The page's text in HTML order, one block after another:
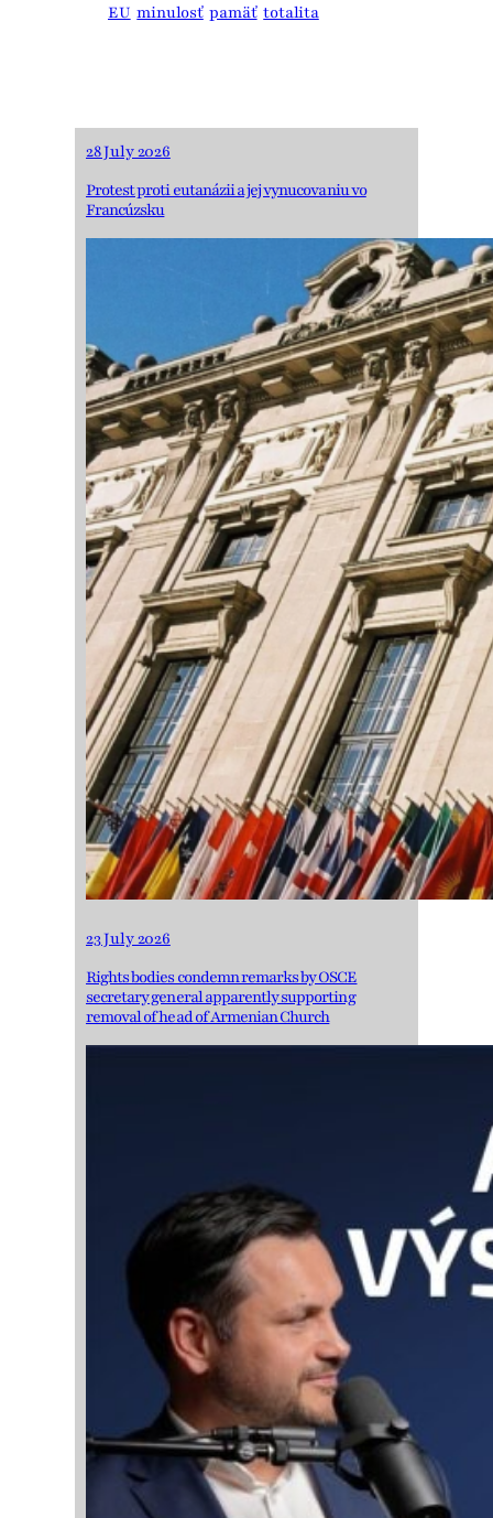
EU minulosť pamäť totalita
28 July 2026
Protest proti eutanázii a jej vynucovaniu vo
Francúzsku
23 July 2026
Rights bodies condemn remarks by OSCE
secretary general apparently supporting
removal of head of Armenian Church